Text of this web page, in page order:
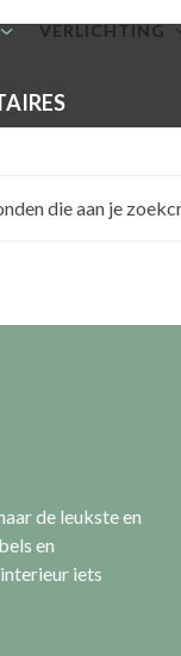
VERLICHTING
die aan je
de leukste en
en
iets